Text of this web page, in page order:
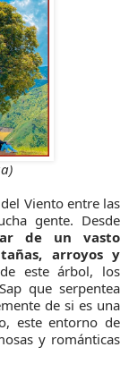
Viento entre las
gente. Desde
de un vasto
arroyos y
este árbol, los
que serpentea
de si es una
este entorno de
y románticas